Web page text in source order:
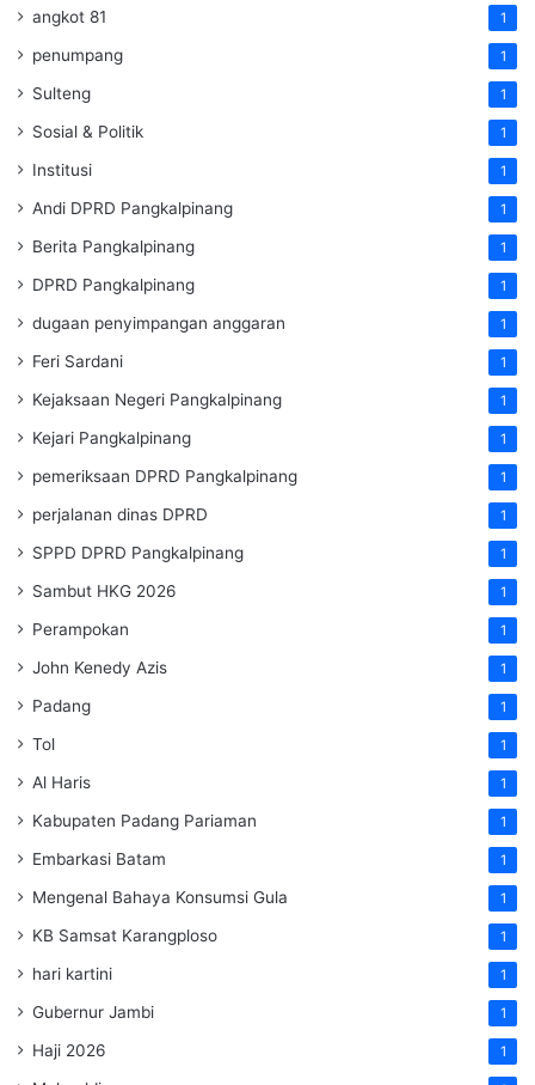
angkot 81 1
penumpang 1
Sulteng 1
Sosial & Politik 1
Institusi 1
Andi DPRD Pangkalpinang 1
Berita Pangkalpinang 1
DPRD Pangkalpinang 1
dugaan penyimpangan anggaran 1
Feri Sardani 1
Kejaksaan Negeri Pangkalpinang 1
Kejari Pangkalpinang 1
pemeriksaan DPRD Pangkalpinang 1
perjalanan dinas DPRD 1
SPPD DPRD Pangkalpinang 1
Sambut HKG 2026 1
Perampokan 1
John Kenedy Azis 1
Padang 1
Tol 1
Al Haris 1
Kabupaten Padang Pariaman 1
Embarkasi Batam 1
Mengenal Bahaya Konsumsi Gula 1
KB Samsat Karangploso 1
hari kartini 1
Gubernur Jambi 1
Haji 2026 1